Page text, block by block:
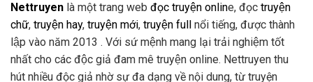
Nettruyen là một trang web đọc truyện online, đọc truyện
chữ, truyện hay, truyện mới, truyện full
nổi tiếng, được thành
lập vào năm 2013 . Với sứ mệnh mang lại trải nghiệm tốt
nhất cho các độc giả đam mê truyện online. Nettruyen thu
hút nhiều độc giả nhờ sự đa dạng về nội dung, từ truyện